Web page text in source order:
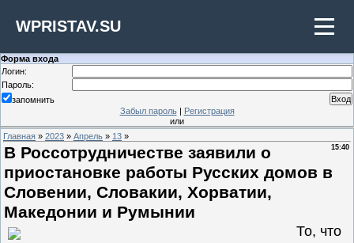
WPRISTAV.SU
Форма входа
Логин:
Пароль:
запомнить
Забыл пароль| Регистрация
или
Главная » 2023 » Апрель » 13 »
15:40
В Россотрудничестве заявили о
приостановке работы Русских домов в
Словении, Словакии, Хорватии,
Македонии и Румынии
То, что